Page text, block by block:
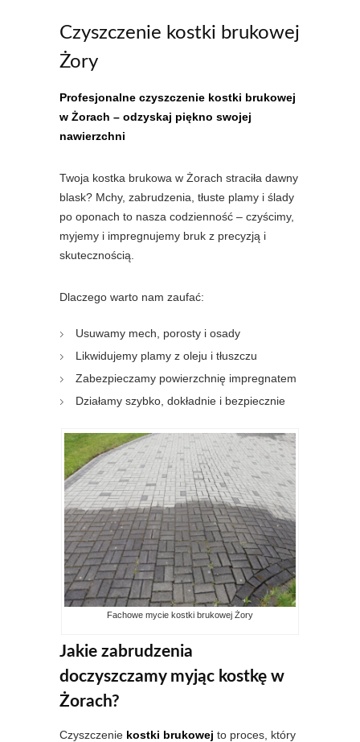
Czyszczenie kostki brukowej
Żory
Profesjonalne czyszczenie kostki brukowej
w Żorach – odzyskaj piękno swojej
nawierzchni
Twoja kostka brukowa w Żorach straciła dawny
blask? Mchy, zabrudzenia, tłuste plamy i ślady
po oponach to nasza codzienność – czyścimy,
myjemy i impregnujemy bruk z precyzją i
skutecznością.
Dlaczego warto nam zaufać:
Usuwamy mech, porosty i osady
Likwidujemy plamy z oleju i tłuszczu
Zabezpieczamy powierzchnię impregnatem
Działamy szybko, dokładnie i bezpiecznie
Fachowe mycie kostki brukowej Żory
Jakie zabrudzenia
doczyszczamy myjąc kostkę w
Żorach?
Czyszczenie kostki brukowej to proces, który